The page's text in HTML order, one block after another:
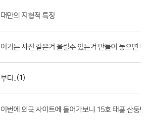
대만의 지형적 특징
여기는 사진 같은거 올릴수 있는거 만들어 놓으면 괜
부디.. (1)
이번에 외국 사이트에 들어가보니 15호 태풍 산둥반